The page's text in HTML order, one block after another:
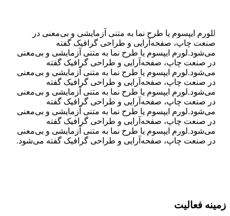
للورم ایپسوم یا طرح‌ نما به متنی آزمایشی و بی‌معنی در
صنعت چاپ، صفحه‌آرایی و طراحی گرافیک گفته
می‌شود.لورم ایپسوم یا طرح‌ نما به متنی آزمایشی و بی‌معنی
در صنعت چاپ، صفحه‌آرایی و طراحی گرافیک گفته
می‌شود.لورم ایپسوم یا طرح‌ نما به متنی آزمایشی و بی‌معنی
در صنعت چاپ، صفحه‌آرایی و طراحی گرافیک گفته
می‌شود.لورم ایپسوم یا طرح‌ نما به متنی آزمایشی و بی‌معنی
در صنعت چاپ، صفحه‌آرایی و طراحی گرافیک گفته
می‌شود.لورم ایپسوم یا طرح‌ نما به متنی آزمایشی و بی‌معنی
در صنعت چاپ، صفحه‌آرایی و طراحی گرافیک گفته
می‌شود.لورم ایپسوم یا طرح‌ نما به متنی آزمایشی و بی‌معنی
در صنعت چاپ، صفحه‌آرایی و طراحی گرافیک گفته می‌شود.
زمینه فعالیت